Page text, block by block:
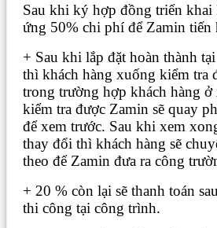
Sau khi ký hợp đồng triển khai
ứng 50% chi phí để Zamin tiến
+ Sau khi lắp đặt hoàn thành
thì khách hàng xuống kiểm tra
trong trường hợp khách hàng
kiểm tra được Zamin sẽ quay
để xem trước. Sau khi xem
thay đổi thì khách hàng sẽ
theo để Zamin đưa ra công
+ 20 % còn lại sẽ thanh toán
thi công tại công trình.